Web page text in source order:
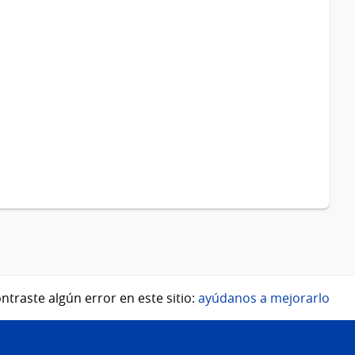
algún error en este sitio: ayúdanos a mejorarlo